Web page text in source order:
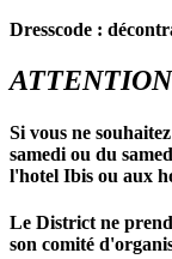
Dresscode :
Si vous ne
samedi ou du
l'hotel Ibis ou aux
Le District ne
son comité